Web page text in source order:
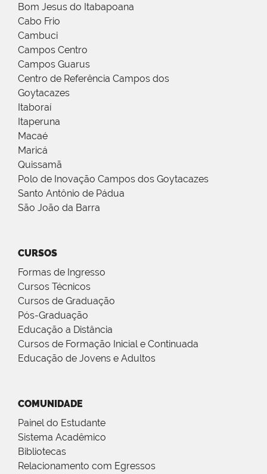
Bom Jesus do Itabapoana
Cabo Frio
Cambuci
Campos Centro
Campos Guarus
Centro de Referência Campos dos
Goytacazes
Itaboraí
Itaperuna
Macaé
Maricá
Quissamã
Polo de Inovação Campos dos Goytacazes
Santo Antônio de Pádua
São João da Barra
CURSOS
Formas de Ingresso
Cursos Técnicos
Cursos de Graduação
Pós-Graduação
Educação a Distância
Cursos de Formação Inicial e Continuada
Educação de Jovens e Adultos
COMUNIDADE
Painel do Estudante
Sistema Acadêmico
Bibliotecas
Relacionamento com Egressos